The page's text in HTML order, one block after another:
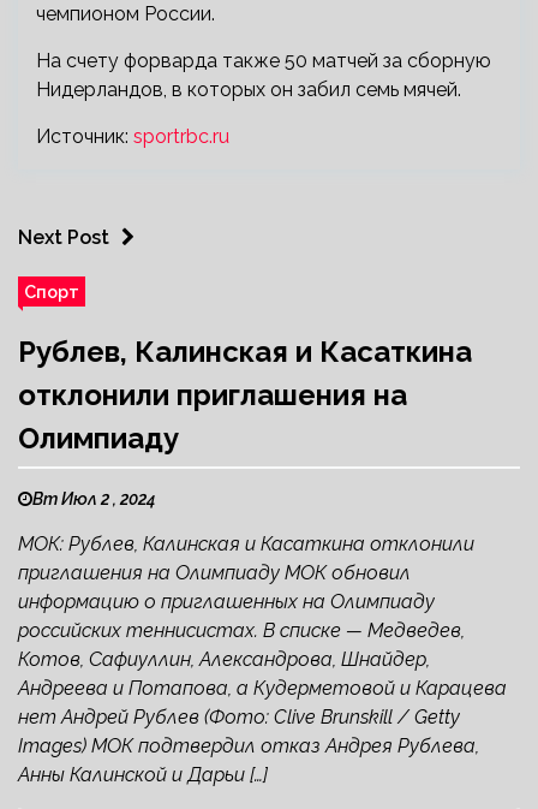
чемпионом России.
На счету форварда также 50 матчей за сборную
Нидерландов, в которых он забил семь мячей.
Источник: sportrbc.ru
Next Post
Спорт
Рублев, Калинская и Касаткина
отклонили приглашения на
Олимпиаду
Вт Июл 2 , 2024
МОК: Рублев, Калинская и Касаткина отклонили
приглашения на Олимпиаду МОК обновил
информацию о приглашенных на Олимпиаду
российских теннисистах. В списке — Медведев,
Котов, Сафиуллин, Александрова, Шнайдер,
Андреева и Потапова, а Кудерметовой и Карацева
нет Андрей Рублев (Фото: Clive Brunskill / Getty
Images) МОК подтвердил отказ Андрея Рублева,
Анны Калинской и Дарьи […]